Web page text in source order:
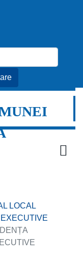
LOCAL